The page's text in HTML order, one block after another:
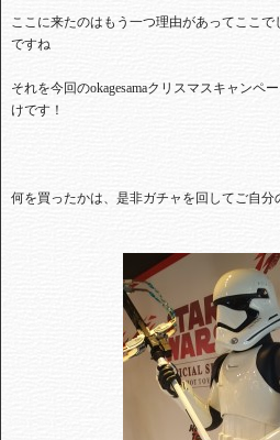
ここに来たのはもう一つ理由があってここ
ですね
それを今回のokagesamaクリスマスキャンペ
けです！
何を買ったかは、是非ガチャを回してご自